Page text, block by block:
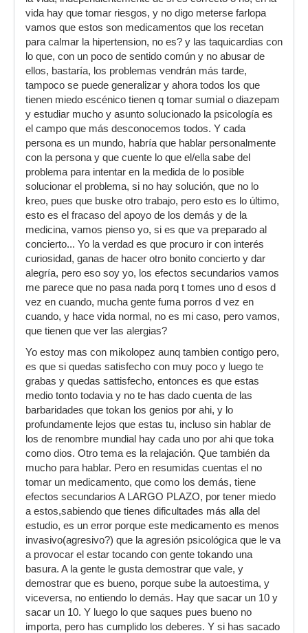
vida hay que tomar riesgos, y no digo meterse farlopa
vamos que estos son medicamentos que los recetan
para calmar la hipertension, no es? y las taquicardias con
lo que, con un poco de sentido común y no abusar de
ellos, bastaría, los problemas vendrán más tarde,
tampoco se puede generalizar y ahora todos los que
tienen miedo escénico tienen q tomar sumial o diazepam
y estudiar mucho y asunto solucionado la psicología es
el campo que más desconocemos todos. Y cada
persona es un mundo, habría que hablar personalmente
con la persona y que cuente lo que el/ella sabe del
problema para intentar en la medida de lo posible
solucionar el problema, si no hay solución, que no lo
kreo, pues que buske otro trabajo, pero esto es lo último,
esto es el fracaso del apoyo de los demás y de la
medicina, vamos pienso yo, si es que va preparado al
concierto... Yo la verdad es que procuro ir con interés
curiosidad, ganas de hacer otro bonito concierto y dar
alegría, pero eso soy yo, los efectos secundarios vamos
me parece que no pasa nada porq t tomes uno d esos d
vez en cuando, mucha gente fuma porros d vez en
cuando, y hace vida normal, no es mi caso, pero vamos,
que tienen que ver las alergias?
Yo estoy mas con mikolopez aunq tambien contigo pero,
es que si quedas satisfecho con muy poco y luego te
grabas y quedas sattisfecho, entonces es que estas
medio tonto todavia y no te has dado cuenta de las
barbaridades que tokan los genios por ahi, y lo
profundamente lejos que estas tu, incluso sin hablar de
los de renombre mundial hay cada uno por ahi que toka
como dios. Otro tema es la relajación. Que también da
mucho para hablar. Pero en resumidas cuentas el no
tomar un medicamento, que como los demás, tiene
efectos secundarios A LARGO PLAZO, por tener miedo
a estos,sabiendo que tienes dificultades más alla del
estudio, es un error porque este medicamento es menos
invasivo(agresivo?) que la agresión psicológica que le va
a provocar el estar tocando con gente tokando una
basura. A la gente le gusta demostrar que vale, y
demostrar que es bueno, porque sube la autoestima, y
viceversa, no entiendo lo demás. Hay que sacar un 10 y
sacar un 10. Y luego lo que saques pues bueno no
importa, pero has cumplido los deberes. Y si has sacado